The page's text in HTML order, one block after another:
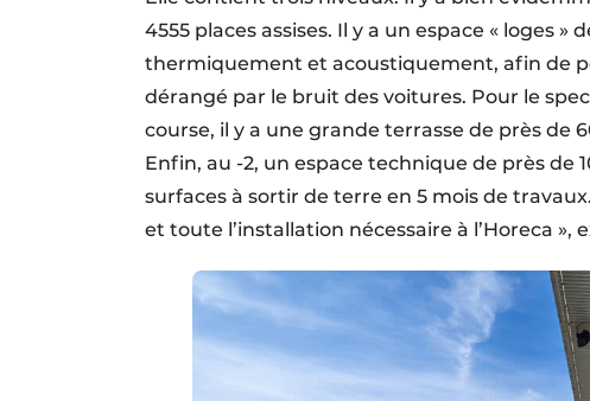
4555 places assises. Il y a un espace « loges
thermiquement et acoustiquement, afin de
dérangé par le bruit des voitures. Pour le
course, il y a une grande terrasse de près de
Enfin, au ​-2, un espace technique de près de
surfaces à sortir de terre en 5 mois de
et toute l’installation nécessaire à l’Horeca »,